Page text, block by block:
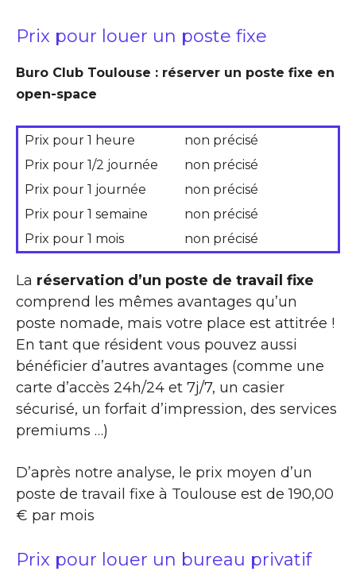
Prix pour louer un poste fixe
Buro Club Toulouse : réserver un poste fixe en
open-space
Prix pour 1 heure
non précisé
Prix pour 1/2 journée
non précisé
Prix pour 1 journée
non précisé
Prix pour 1 semaine
non précisé
Prix pour 1 mois
non précisé
La réservation d’un poste de travail fixe
comprend les mêmes avantages qu’un
poste nomade, mais votre place est attitrée !
En tant que résident vous pouvez aussi
bénéficier d’autres avantages (comme une
carte d’accès 24h/24 et 7j/7, un casier
sécurisé, un forfait d’impression, des services
premiums …)
D’après notre analyse, le prix moyen d’un
poste de travail fixe à Toulouse est de 190,00
€ par mois
Prix pour louer un bureau privatif